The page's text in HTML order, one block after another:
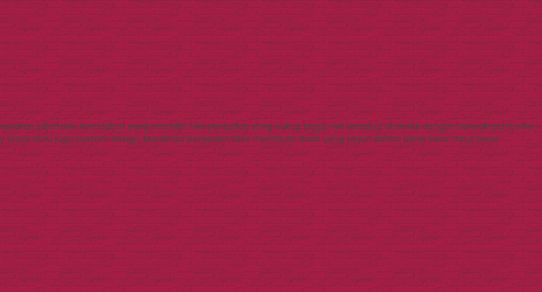
salahsatu komoditas yang memiliki nilai penjualan yang cukup tinggi. Hal tersebut ditandai dengan banyaknya model
stock atau juga custom design. Maraknya penjualan kaos membuat anda yang terjun dalam bisnis kaos harus terus